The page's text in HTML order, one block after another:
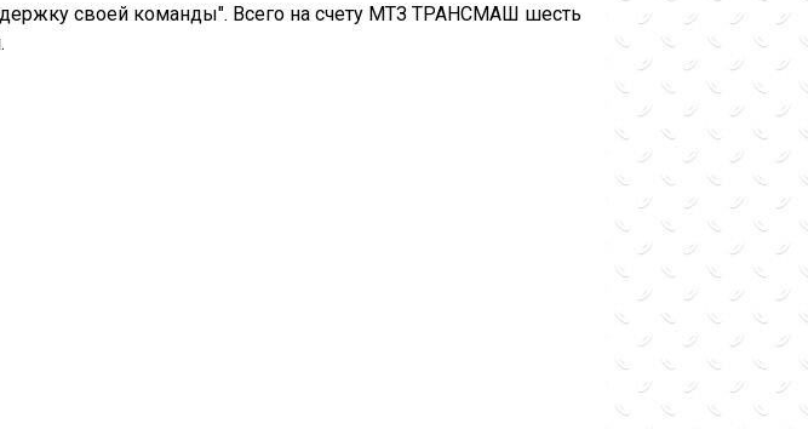
своей команды". Всего на счету МТЗ ТРАНСМАШ шесть